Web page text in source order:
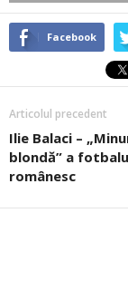
Facebook
Articolul precedent
Ilie Balaci –
blondă” a
românesc